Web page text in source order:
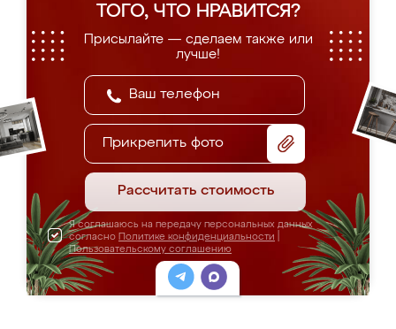
ТОГО, ЧТО НРАВИТСЯ?
Присылайте — сделаем также или
лучше!
Прикрепить фото
Рассчитать стоимость
Я соглашаюсь на передачу персональных данных
согласно Политике конфиденциальности
Пользовательскому соглашению